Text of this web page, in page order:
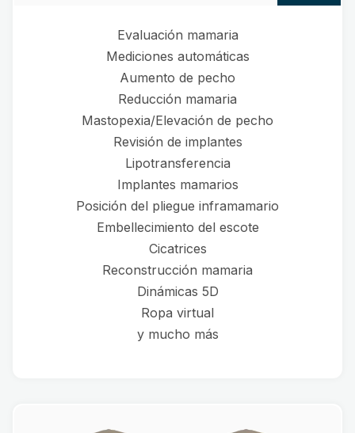
Evaluación mamaria
Mediciones automáticas
Aumento de pecho
Reducción mamaria
Mastopexia/Elevación de pecho
Revisión de implantes
Lipotransferencia
Implantes mamarios
Posición del pliegue inframamario
Embellecimiento del escote
Cicatrices
Reconstrucción mamaria
Dinámicas 5D
Ropa virtual
y mucho más